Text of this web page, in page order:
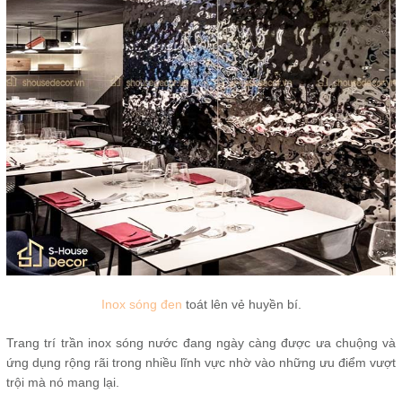
Inox sóng đen toát lên vẻ huyền bí.
Trang trí trần inox sóng nước đang ngày càng được ưa chuộng và
ứng dụng rộng rãi trong nhiều lĩnh vực nhờ vào những ưu điểm vượt
trội mà nó mang lại.